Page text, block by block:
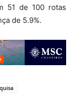
51 de 100 rotas
de 5.9%.